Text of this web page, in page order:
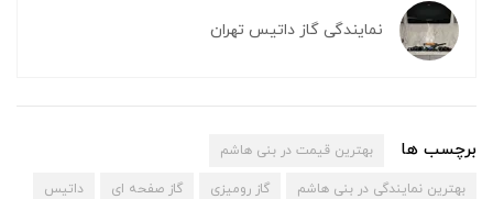
نمایندگی گاز داتیس تهران
برچسب ها بهترین قیمت در بنی هاشم
بهترین نمایندگی در بنی هاشم گاز رومیزی گاز صفحه ای داتیس